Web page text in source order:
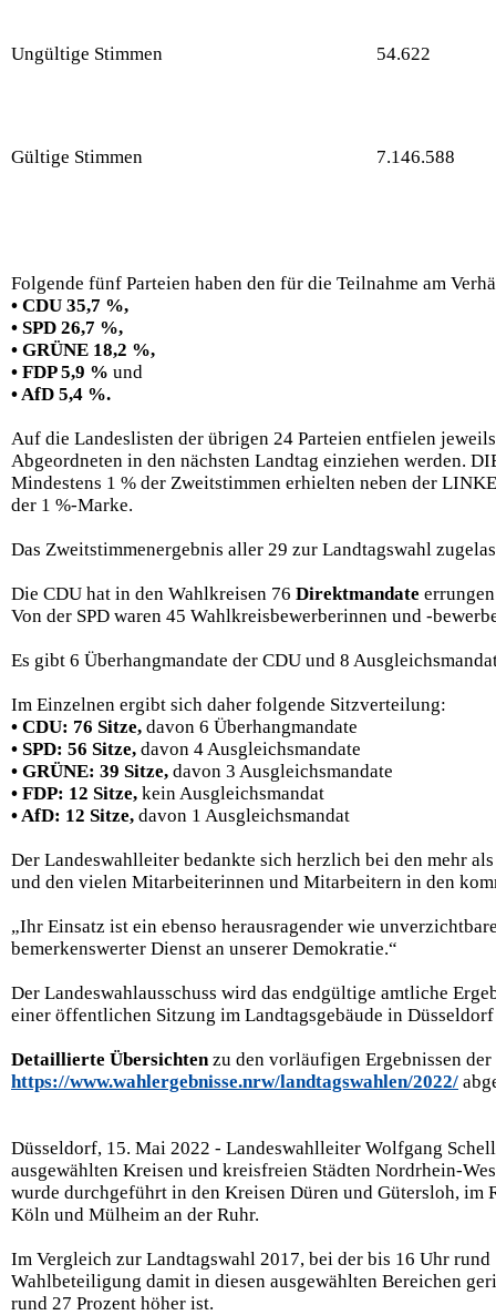
Ungültige Stimmen 54.622
Gültige Stimmen 7.146.588
Folgende fünf Parteien haben den für die Teilnahme am
• CDU 35,7 %,
• SPD 26,7 %,
• GRÜNE 18,2 %,
• FDP 5,9 % und
• AfD 5,4 %.
Auf die Landeslisten der übrigen 24 Parteien entfielen
Abgeordneten in den nächsten Landtag einziehen werden.
Mindestens 1 % der Zweitstimmen erhielten neben der
der 1 %-Marke.
Das Zweitstimmenergebnis aller 29 zur Landtagswahl
Die CDU hat in den Wahlkreisen 76 Direktmandate
Von der SPD waren 45 Wahlkreisbewerberinnen und -
Es gibt 6 Überhangmandate der CDU und 8
Im Einzelnen ergibt sich daher folgende Sitzverteilung:
• CDU: 76 Sitze, davon 6 Überhangmandate
• SPD: 56 Sitze, davon 4 Ausgleichsmandate
• GRÜNE: 39 Sitze, davon 3 Ausgleichsmandate
• FDP: 12 Sitze, kein Ausgleichsmandat
• AfD: 12 Sitze, davon 1 Ausgleichsmandat
Der Landeswahlleiter bedankte sich herzlich bei den mehr
und den vielen Mitarbeiterinnen und Mitarbeitern in den
„Ihr Einsatz ist ein ebenso herausragender wie
bemerkenswerter Dienst an unserer Demokratie.“
Der Landeswahlausschuss wird das endgültige amtliche
einer öffentlichen Sitzung im Landtagsgebäude in
Detaillierte Übersichtenzu den vorläufigen Ergebnissen
https://www.wahlergebnisse.nrw/landtagswahlen/2022/
Düsseldorf, 15. Mai 2022 - Landeswahlleiter Wolfgang
ausgewählten Kreisen und kreisfreien Städten Nordrhein-
wurde durchgeführt in den Kreisen Düren und Gütersloh, im
Köln und Mülheim an der Ruhr.
Im Vergleich zur Landtagswahl 2017, bei der bis 16 Uhr
Wahlbeteiligung damit in diesen ausgewählten Bereichen
rund 27 Prozent höher ist.